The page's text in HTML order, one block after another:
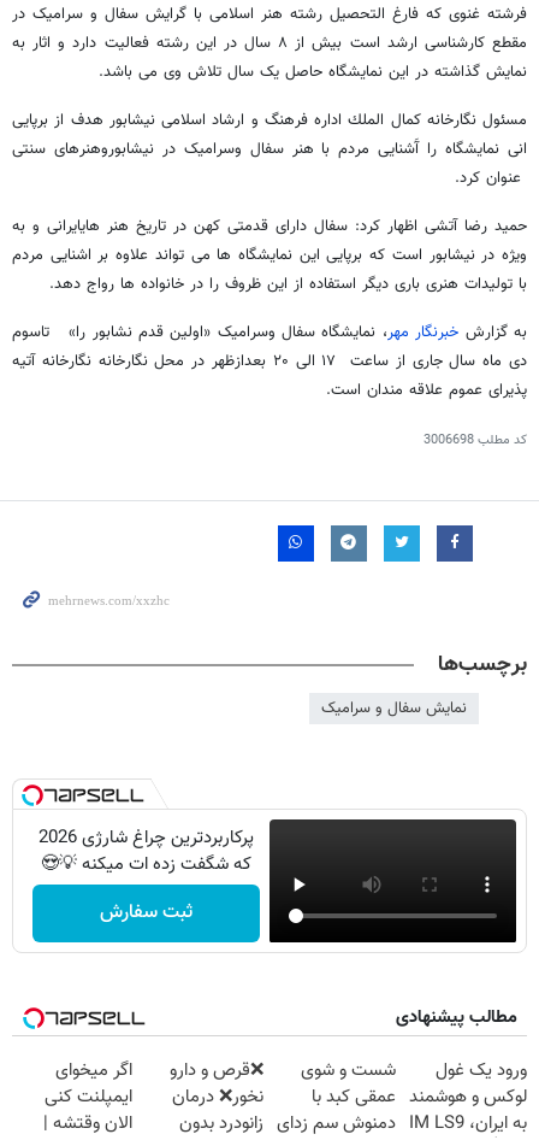
فرشته غنوی که فارغ التحصیل رشته هنر اسلامی با گرایش سفال و سرامیک در
مقطع کارشناسی ارشد است بیش از ۸ سال در این رشته فعالیت دارد و اثار به
نمایش گذاشته در این نمایشگاه حاصل یک سال تلاش وی می باشد.
مسئول نگارخانه كمال الملك اداره فرهنگ و ارشاد اسلامی نیشابور هدف از برپایی
انی نمایشگاه را آَشنایی مردم با هنر سفال وسرامیک در نیشابوروهنرهای سنتی
عنوان کرد.
حمید رضا آتشی اظهار کرد: سفال دارای قدمتی کهن در تاریخ هنر هایایرانی و به
ویژه در نیشابور است که برپایی این نمایشگاه ها می تواند علاوه بر اشنایی مردم
با تولیدات هنری باری دیگر استفاده از این ظروف را در خانواده ها رواج دهد.
به گزارش خبرنگار مهر، نمایشگاه سفال وسرامیک «اولین قدم نشابور را» تاسوم
دی ماه سال جاری از ساعت ۱۷ الی ۲۰ بعدازظهر در محل نگارخانه نگارخانه آتیه
پذیرای عموم علاقه مندان است.
کد مطلب3006698
برچسب‌ها
نمایش سفال و سرامیک
پرکاربردترین چراغ شارژی 2026
که شگفت زده ات میکنه 💡😍
ثبت سفارش
مطالب پیشنهادی
ورود یک غول
لوکس و هوشمند
به ایران، IM LS9
شست و شوی
عمقی کبد با
دمنوش سم زدای
❌قرص‌ و دارو
نخور❌ درمان
زانودرد بدون
اگر میخوای
ایمپلنت کنی
الان وقتشه |